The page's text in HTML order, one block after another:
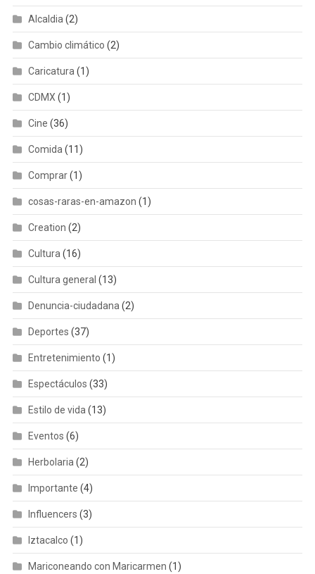
Alcaldia (2)
Cambio climático (2)
Caricatura (1)
CDMX (1)
Cine (36)
Comida (11)
Comprar(1)
cosas-raras-en-amazon (1)
Creation (2)
Cultura (16)
Cultura general (13)
Denuncia-ciudadana (2)
Deportes (37)
Entretenimiento (1)
Espectáculos (33)
Estilo de vida (13)
Eventos (6)
Herbolaria (2)
Importante (4)
Influencers (3)
Iztacalco (1)
Mariconeando con Maricarmen (1)